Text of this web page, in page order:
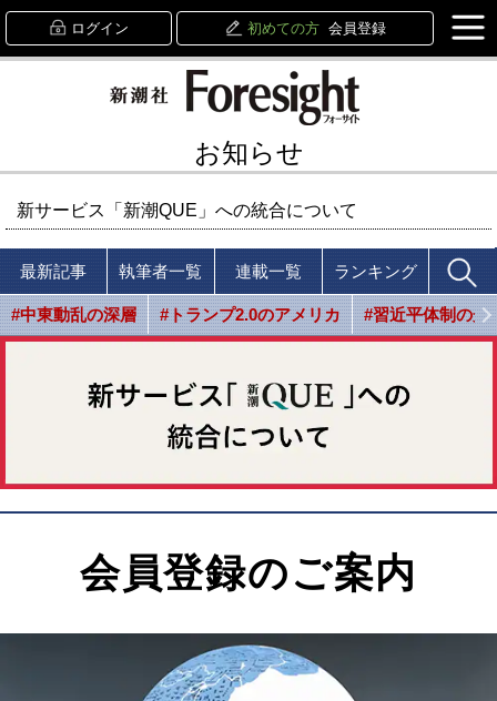
ログイン 初めての方 会員登録
お知らせ
新サービス「新潮QUE」への統合について
最新記事 執筆者一覧 連載一覧 ランキング
#中東動乱の深層 #トランプ2.0のアメリカ #習近平体制の光
会員登録のご案内